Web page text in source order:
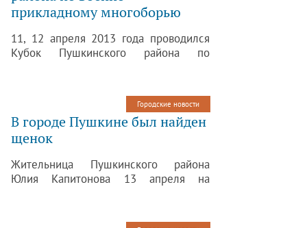
собирают подписи.
прикладному многоборью
11, 12 апреля 2013 года проводился
Кубок Пушкинского района по
Отечественной войне 1941 – 1945
годов, в рамках спартакиады
молодежи Пушкинского района Санкт-
Петербурга допризывного возраста
Городские новости
В городе Пушкине был найден
щенок
Жительница Пушкинского района
Юлия Капитонова 13 апреля на
надеется, что кто-нибудь из горожан в